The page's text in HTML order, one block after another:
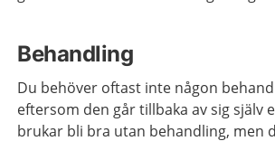
Behandling
Du behöver oftast inte någon
eftersom den går tillbaka av sig själv
brukar bli bra utan behandling, men